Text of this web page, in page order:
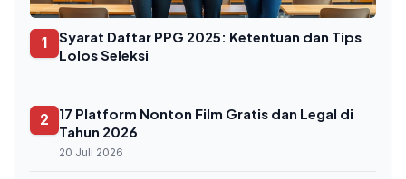
1
Syarat Daftar PPG 2025: Ketentuan dan Tips
Lolos Seleksi
2
17 Platform Nonton Film Gratis dan Legal di
Tahun 2026
20 Juli 2026